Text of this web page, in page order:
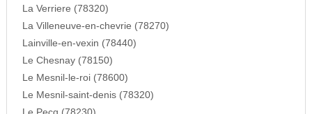
La Verriere (78320)
La Villeneuve-en-chevrie (78270)
Lainville-en-vexin (78440)
Le Chesnay (78150)
Le Mesnil-le-roi (78600)
Le Mesnil-saint-denis (78320)